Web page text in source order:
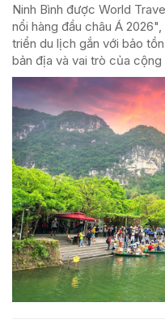
Ninh Bình được World
nổi hàng đầu châu Á
triển du lịch gắn với bảo
bản địa và vai trò của cộng